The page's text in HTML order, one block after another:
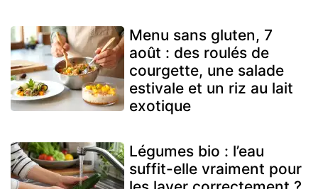
Menu sans gluten, 7
août : des roulés de
courgette, une salade
estivale et un riz au lait
exotique
Légumes bio : l’eau
suffit-elle vraiment pour